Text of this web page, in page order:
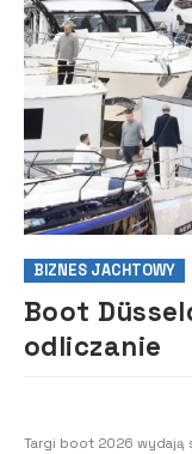
BIZNES JACHTOWY
Boot
odliczanie
Targi boot 2026 wydają